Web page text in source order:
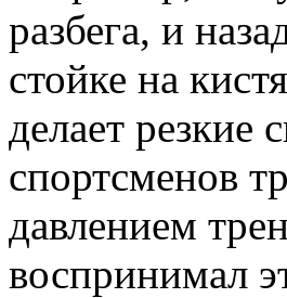
разбега, и
стойке на
делает резкие
спортсменов
давлением
воспринимал